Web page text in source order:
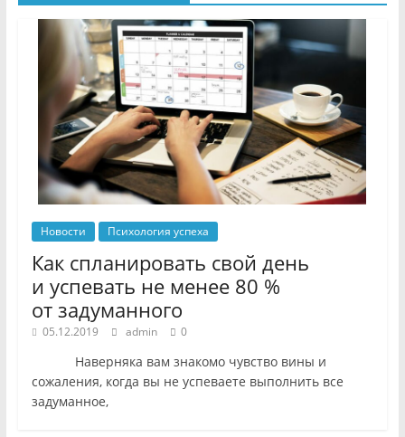
Новости Психология успеха
Как спланировать свой день
и успевать не менее 80 %
от задуманного
05.12.2019 admin 0
Наверняка вам знакомо чувство вины и
сожаления, когда вы не успеваете выполнить все
задуманное,